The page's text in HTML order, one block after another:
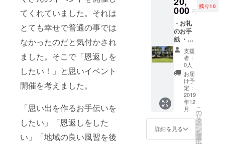
てくれていました。それは
とても幸せで普通の事では
なかったのだと気付かされ
ました。そこで「恩返しを
したい！」と思いイベント
開催を考えました。
「思い出を作るお手伝いを
したい」「恩返しをした
い」「地域の良い風習を後
欄にご
希望の
お名前
をご記
入くだ
さい。
000 円
残り10
・お礼
のお手
紙 ・イ
ベント
時の写
真 ・子
供たち
からの
お礼の
寄せ書
き ・会
場パネ
ルにお
名前を
載せら
支援
者：
0人
お届
け予
定：
2019
年12
月
詳細を見る
こ
の
リ
タ
ー
ン
を
選
択